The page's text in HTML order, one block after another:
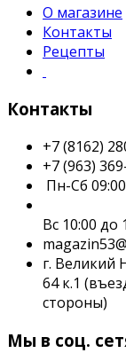
О магазине
Контакты
Рецепты
Контакты
+7 (8162)
+7 (963)
Пн-Сб
Вс 10:00 до
г. Великий
64 к.1
стороны)
Мы в соц.